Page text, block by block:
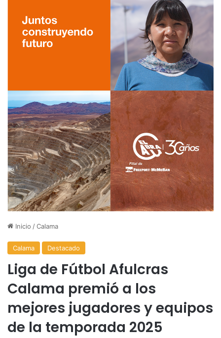
Inicio /Calama
Calama Destacado
Liga de Fútbol Afulcras
Calama premió a los
mejores jugadores y equipos
de la temporada 2025